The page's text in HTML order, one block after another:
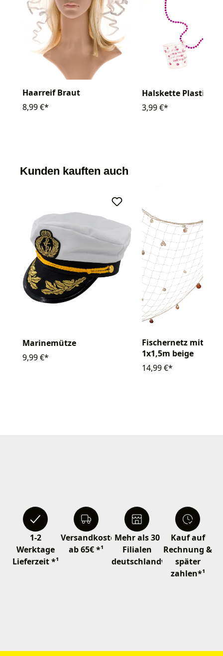
Haarreif Braut
8,99 €*
Halskette Plastik
3,99 €*
Kunden kauften auch
Marinemütze
9,99 €*
Fischernetz mit
1x1,5m beige
14,99 €*
1-2
Werktage
Lieferzeit *¹
Versandkostenfrei
ab 65€ *¹
Mehr als 30
Filialen
deutschlandweit
Kauf auf
Rechnung &
später
zahlen*¹